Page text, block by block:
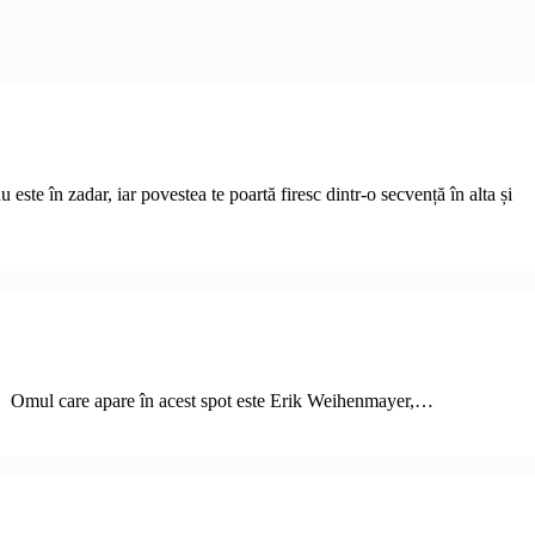
în zadar, iar povestea te poartă firesc dintr-o secvență în alta și
care apare în acest spot este Erik Weihenmayer,…